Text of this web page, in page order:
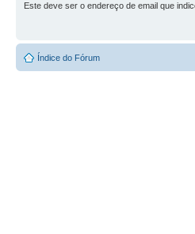
Este deve ser o endereço de email que
Índice do Fórum